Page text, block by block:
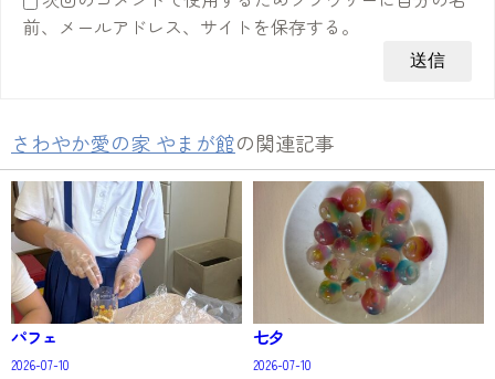
前、メールアドレス、サイトを保存する。
さわやか愛の家 やまが館の関連記事
パフェ
2026-07-10
七夕
2026-07-10